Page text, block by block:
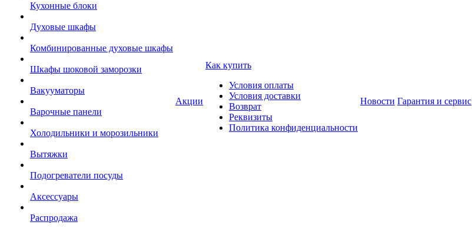
Кухонные блоки
Духовые шкафы
Комбинированные духовые шкафы
Шкафы шоковой заморозки
Вакууматоры
Варочные панели
Холодильники и морозильники
Вытяжки
Подогреватели посуды
Аксессуары
Распродажа
Акции
Как купить
Условия оплаты
Условия доставки
Возврат
Реквизиты
Политика конфиденциальности
Новости Гарантия и сервис